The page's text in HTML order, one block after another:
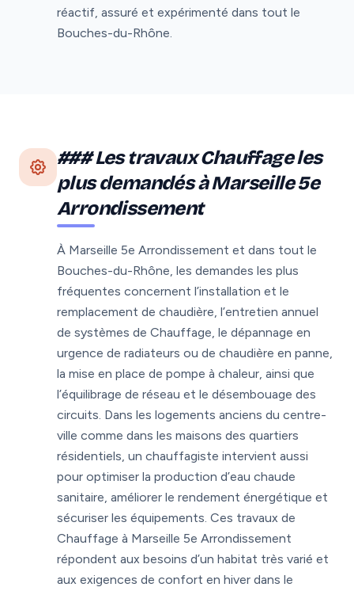
réactif, assuré et expérimenté dans tout le
Bouches-du-Rhône.
### Les travaux Chauffage les
plus demandés à Marseille 5e
Arrondissement
À Marseille 5e Arrondissement et dans tout le
Bouches-du-Rhône, les demandes les plus
fréquentes concernent l’installation et le
remplacement de chaudière, l’entretien annuel
de systèmes de Chauffage, le dépannage en
urgence de radiateurs ou de chaudière en panne,
la mise en place de pompe à chaleur, ainsi que
l’équilibrage de réseau et le désembouage des
circuits. Dans les logements anciens du centre-
ville comme dans les maisons des quartiers
résidentiels, un chauffagiste intervient aussi
pour optimiser la production d’eau chaude
sanitaire, améliorer le rendement énergétique et
sécuriser les équipements. Ces travaux de
Chauffage à Marseille 5e Arrondissement
répondent aux besoins d’un habitat très varié et
aux exigences de confort en hiver dans le